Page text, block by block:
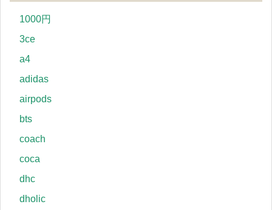
1000円
3ce
a4
adidas
airpods
bts
coach
coca
dhc
dholic